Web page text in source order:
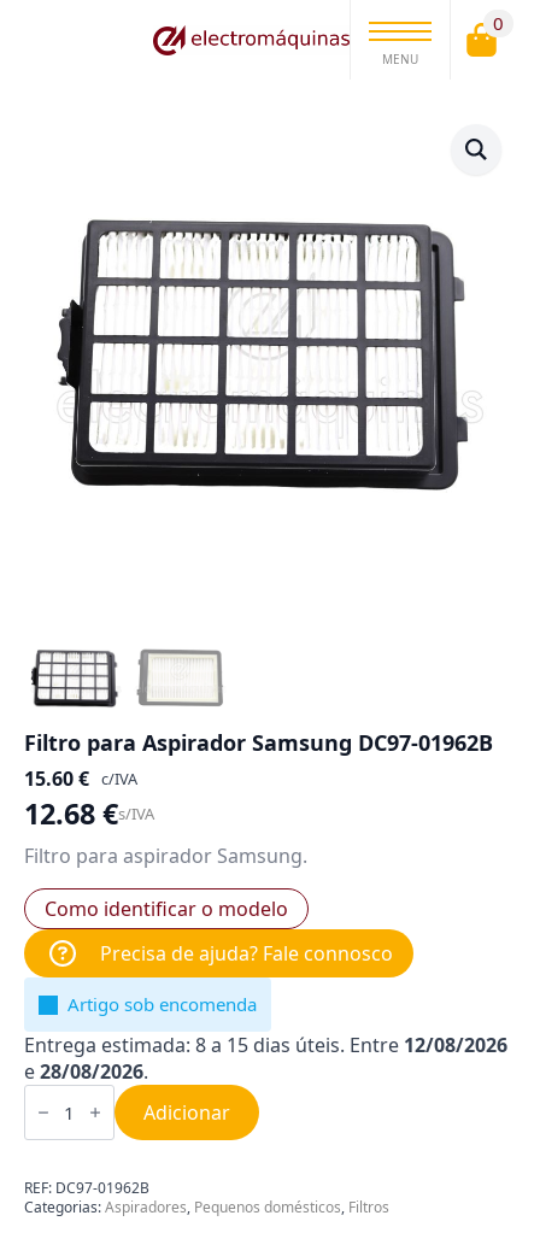
MENU
0
Filtro para Aspirador Samsung DC97-01962B
15.60€ c/IVA
12.68€s/IVA
Filtro para aspirador Samsung.
Como identificar o modelo
Precisa de ajuda? Fale connosco
Artigo sob encomenda
Entrega estimada: 8 a 15 dias úteis. Entre 12/08/2026
e28/08/2026.
Quantidade
de
para
Samsung
DC97-
01962B
Adicionar
REF: DC97-01962B
Categorias:Aspiradores, Pequenos domésticos, Filtros